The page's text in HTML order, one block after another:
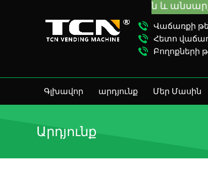
Վաճառքի
Հետո
Բողոքների
Գլխավոր արդյունք Մեր Մասին
Արդյունք
ուղղորդման և